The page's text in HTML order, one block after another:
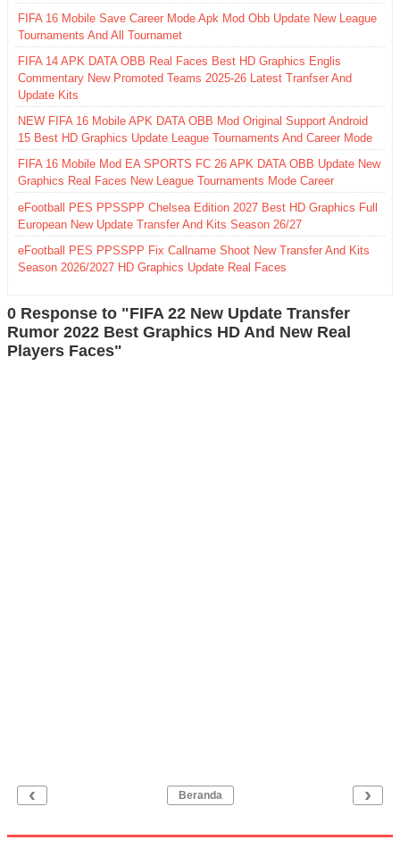
FIFA 16 Mobile Save Career Mode Apk Mod Obb Update New League
Tournaments And All Tournamet
FIFA 14 APK DATA OBB Real Faces Best HD Graphics Englis
Commentary New Promoted Teams 2025-26 Latest Tranfser And
Update Kits
NEW FIFA 16 Mobile APK DATA OBB Mod Original Support Android
15 Best HD Graphics Update League Tournaments And Career Mode
FIFA 16 Mobile Mod EA SPORTS FC 26 APK DATA OBB Update New
Graphics Real Faces New League Tournaments Mode Career
eFootball PES PPSSPP Chelsea Edition 2027 Best HD Graphics Full
European New Update Transfer And Kits Season 26/27
eFootball PES PPSSPP Fix Callname Shoot New Transfer And Kits
Season 2026/2027 HD Graphics Update Real Faces
0 Response to "FIFA 22 New Update Transfer
Rumor 2022 Best Graphics HD And New Real
Players Faces"
‹ ›
Beranda